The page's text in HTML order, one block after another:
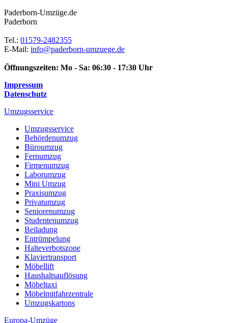
Paderborn-Umzüge.de
Paderborn
Tel.: 01579-2482355
E-Mail: info@paderborn-umzuege.de
Öffnungszeiten: Mo - Sa: 06:30 - 17:30 Uhr
Impressum
Datenschutz
Umzugsservice
Umzugsservice
Behördenumzug
Büroumzug
Fernumzug
Firmenumzug
Laborumzug
Mini Umzug
Praxisumzug
Privatumzug
Seniorenumzug
Studentenumzug
Beiladung
Entrümpelung
Halteverbotszone
Klaviertransport
Möbellift
Haushaltsauflösung
Möbeltaxi
Möbelmitfahrzentrale
Umzugskartons
Europa-Umzüge